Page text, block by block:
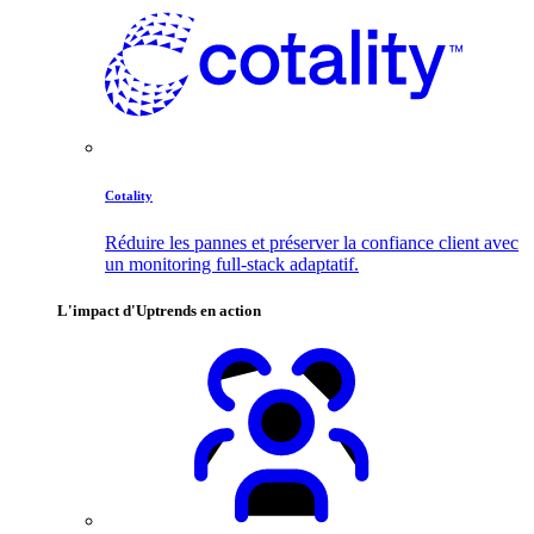
Cotality
Réduire les pannes et préserver la confiance client avec
un monitoring full-stack adaptatif.
L'impact d'Uptrends en action